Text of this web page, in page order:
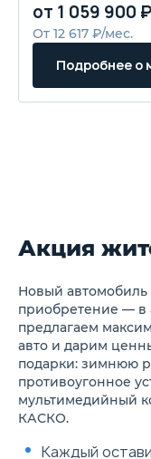
Черная
окон
Двойной
контур дверей
Рейлинги на
Антенна
Задний спойлер
Эргономичное
колесо с
рулевого
по вылету
рулевое колесо
Цифровая
с 7" цветным
Мягкая обивка
приборов с
вставками
Зеркала в
козырьках с
от 1 059 900 ₽
От 12 617 ₽/мес.
Подробнее о
Акция
Новый
приобретение — в
предлагаем
авто и дарим
подарки: зимнюю
противоугонное
мультимедийный
КАСКО.
Каждый